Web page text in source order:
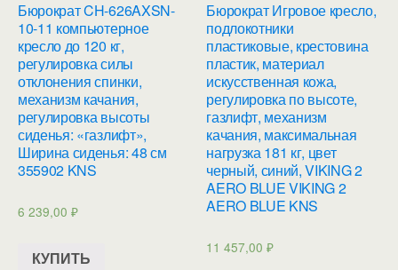
Бюрократ CH-626AXSN-
10-11 компьютерное
кресло до 120 кг,
регулировка силы
отклонения спинки,
механизм качания,
регулировка высоты
сиденья: «газлифт»,
Ширина сиденья: 48 см
355902 KNS
6 239,00 ₽
КУПИТЬ
Бюрократ Игровое кресло,
подлокотники
пластиковые, крестовина
пластик, материал
искусственная кожа,
регулировка по высоте,
газлифт, механизм
качания, максимальная
нагрузка 181 кг, цвет
черный, синий, VIKING 2
AERO BLUE VIKING 2
AERO BLUE KNS
11 457,00₽